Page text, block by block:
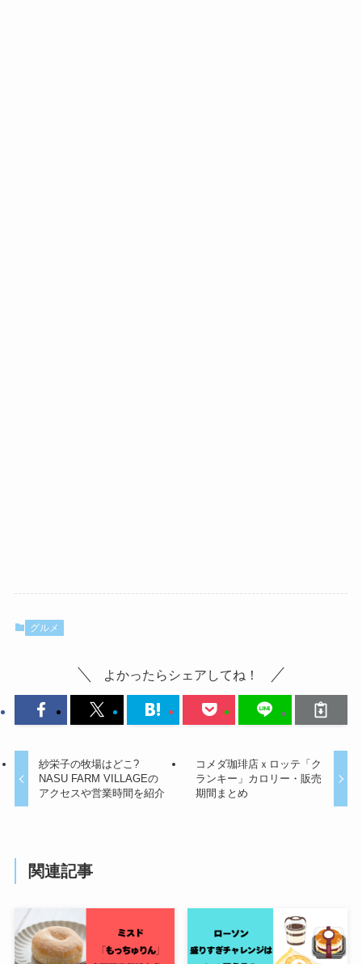
グルメ
よかったらシェアしてね！
紗栄子の牧場はどこ?
NASU FARM VILLAGEの
アクセスや営業時間を紹介
コメダ珈琲店ｘロッテ「ク
ランキー」カロリー・販売
期間まとめ
関連記事